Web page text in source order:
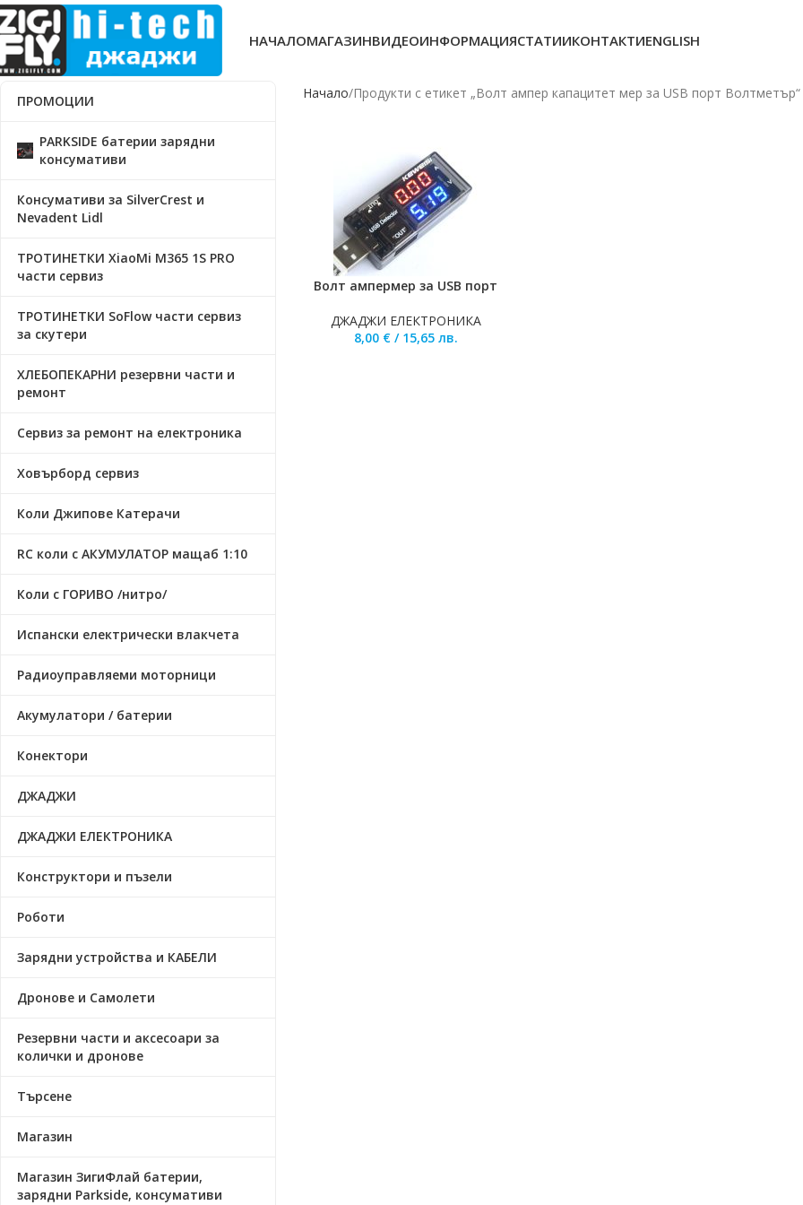
НАЧАЛОМАГАЗИНВИДЕОИНФОРМАЦИЯСТАТИИКОНТАКТИENGLISH
ПРОМОЦИИ
PARKSIDE батерии зарядни
консумативи
Консумативи за SilverCrest и
Nevadent Lidl
ТРОТИНЕТКИ XiaoMi M365 1S PRO
части сервиз
ТРОТИНЕТКИ SoFlow части сервиз
за скутери
ХЛЕБОПЕКАРНИ резервни части и
ремонт
Сервиз за ремонт на електроника
Ховърборд сервиз
Коли Джипове Катерачи
RC коли с АКУМУЛАТОР мащаб 1:10
Коли с ГОРИВО /нитро/
Испански електрически влакчета
Радиоуправляеми моторници
Акумулатори / батерии
Конектори
ДЖАДЖИ
ДЖАДЖИ ЕЛЕКТРОНИКА
Конструктори и пъзели
Роботи
Зарядни устройства и КАБЕЛИ
Дронове и Самолети
Резервни части и аксесоари за
колички и дронове
Търсене
Магазин
Магазин ЗигиФлай батерии,
зарядни Parkside, консумативи
Начало Продукти с етикет „Волт ампер капацитет мер за USB порт Волтметър“
ДОБАВЯНЕ В КОЛИЧКАТА
Волт ампермер за USB порт
ДЖАДЖИ ЕЛЕКТРОНИКА
8,00 € / 15,65 лв.